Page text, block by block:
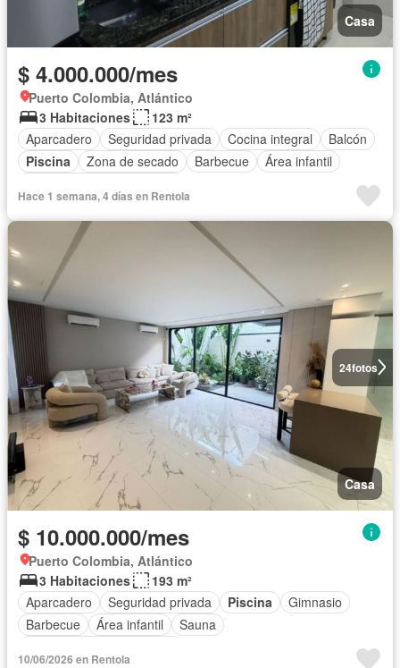
Casa
$ 4.000.000/mes
Puerto Colombia, Atlántico
3 Habitaciones
123 m²
Aparcadero
Seguridad privada Cocina integral
Balcón
Piscina
Zona de secado Barbecue
Área infantil
Hace 1 semana, 4 días en Rentola
24fotos
Casa
$ 10.000.000/mes
Puerto Colombia, Atlántico
3 Habitaciones
193 m²
Aparcadero
Seguridad privada Piscina
Gimnasio
Barbecue
Área infantil
Sauna
10/06/2026 en Rentola